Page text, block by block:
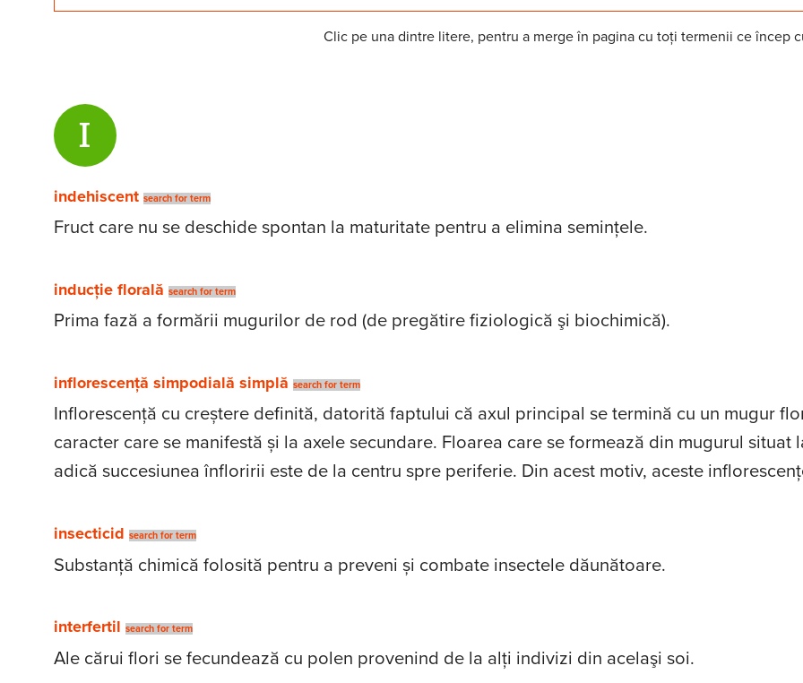
Clic pe una dintre litere, pentru a merge în pagina cu toți termenii ce încep
I
indehiscent search for term
Fruct care nu se deschide spontan la maturitate pentru a elimina seminţele.
inducţie florală search for term
Prima fază a formării mugurilor de rod (de pregătire fiziologică şi biochimică).
inflorescență simpodială simplă search for term
Inflorescență cu creștere definită, datorită faptului că axul principal se termină cu un mugur
caracter care se manifestă și la axele secundare. Floarea care se formează din mugurul
adică succesiunea înfloririi este de la centru spre periferie. Din acest motiv, aceste
insecticid search for term
Substanță chimică folosită pentru a preveni și combate insectele dăunătoare.
interfertil search for term
Ale cărui flori se fecundează cu polen provenind de la alţi indivizi din acelaşi soi.